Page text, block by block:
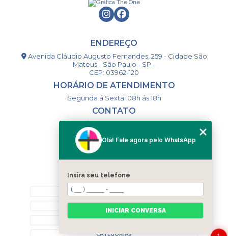
ENDEREÇO
Avenida Cláudio Augusto Fernandes, 259 - Cidade São
Mateus - São Paulo - SP -
CEP: 03962-120
HORÁRIO DE ATENDIMENTO
Segunda á Sexta: 08h ás 18h
CONTATO
(11) 98993-9556
togsm1@gmail.com
MENU
HOME
CONTATO
CATEGORIAS
Olá! Fale agora pelo WhatsApp
Insira seu telefone
INICIAR CONVERSA